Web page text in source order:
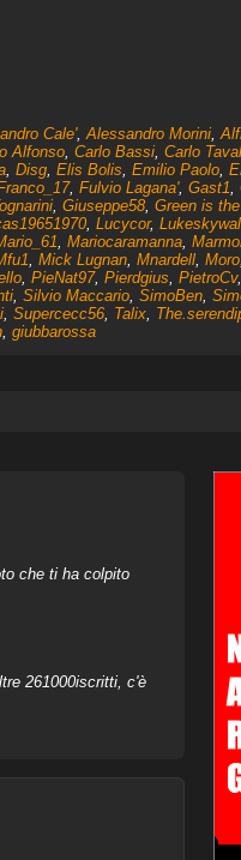
Cale',Alessandro Morini,
Alfonso, Carlo Bassi, Carlo
, Disg, Elis Bolis, Emilio Paolo,
, Fulvio Lagana', Gast1,
, Giuseppe58, Green is
, Lucycor,
, Mariocaramanna,
, Mick Lugnan, Mnardell, Moro,
, PieNat97, Pierdgius, PietroCv,
, Silvio Maccario, SimoBen,
, Supercecc56, Talix,
, giubbarossa
che ti ha colpito
261000iscritti, c'è